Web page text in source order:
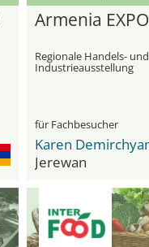
Armenia EXPO
Regionale Handels- und
Industrieausstellung
für Fachbesucher
Jerewan